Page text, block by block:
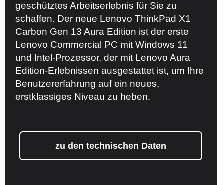
geschütztes Arbeitserlebnis für Sie zu
schaffen. Der neue Lenovo ThinkPad X1
Carbon Gen 13 Aura Edition ist der erste
Lenovo Commercial PC mit Windows 11
und Intel-Prozessor, der mit Lenovo Aura
Edition-Erlebnissen ausgestattet ist, um Ihre
Benutzererfahrung auf ein neues,
erstklassiges Niveau zu heben.
zu den technischen Daten